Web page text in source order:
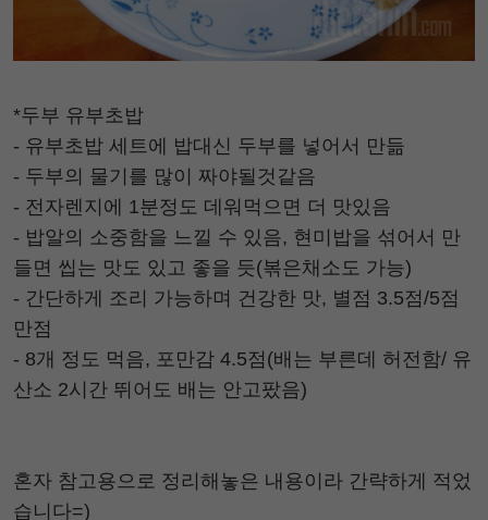
*두부 유부초밥
- 유부초밥 세트에 밥대신 두부를 넣어서 만듦
- 두부의 물기를 많이 짜야될것같음
- 전자렌지에 1분정도 데워먹으면 더 맛있음
- 밥알의 소중함을 느낄 수 있음, 현미밥을 섞어서 만
들면 씹는 맛도 있고 좋을 듯(볶은채소도 가능)
- 간단하게 조리 가능하며 건강한 맛, 별점 3.5점/5점
만점
- 8개 정도 먹음, 포만감 4.5점(배는 부른데 허전함/ 유
산소 2시간 뛰어도 배는 안고팠음)
혼자 참고용으로 정리해놓은 내용이라 간략하게 적었
습니다=)